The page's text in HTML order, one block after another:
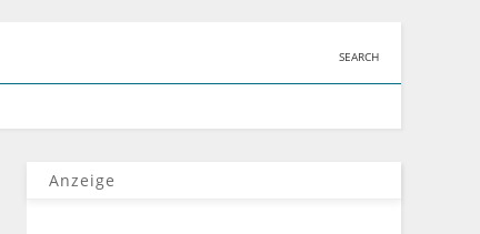
SEARCH
Anzeige